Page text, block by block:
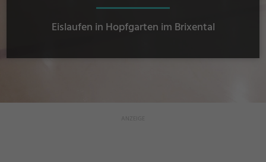
Eislaufen in Hopfgarten im Brixental